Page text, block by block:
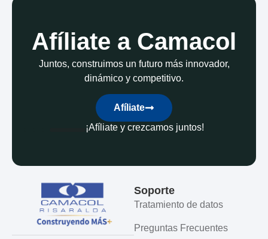
Afíliate a Camacol
Juntos, construimos un futuro más innovador,
dinámico y competitivo.
Afíliate
¡Afíliate y crezcamos juntos!
Soporte
Tratamiento de datos
Preguntas Frecuentes